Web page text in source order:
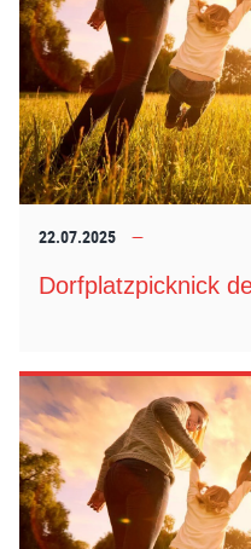
22.07.2025
Dorfplatzpicknick